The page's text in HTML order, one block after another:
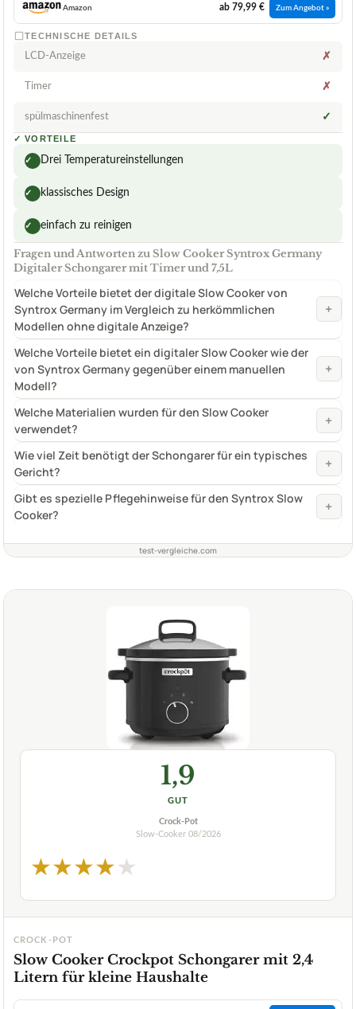
Amazon ab 79,99 € Zum Angebot »
TECHNISCHE DETAILS
LCD-Anzeige ✗
Timer ✗
spülmaschinenfest ✓
✓ VORTEILE
✓ Drei Temperatureinstellungen
✓ klassisches Design
✓ einfach zu reinigen
Fragen und Antworten zu Slow Cooker Syntrox Germany
Digitaler Schongarer mit Timer und 7,5L
Welche Vorteile bietet der digitale Slow Cooker von
Syntrox Germany im Vergleich zu herkömmlichen
Modellen ohne digitale Anzeige?
+
Welche Vorteile bietet ein digitaler Slow Cooker wie der
von Syntrox Germany gegenüber einem manuellen
Modell?
+
Welche Materialien wurden für den Slow Cooker
verwendet?
+
Wie viel Zeit benötigt der Schongarer für ein typisches
Gericht?
+
Gibt es spezielle Pflegehinweise für den Syntrox Slow
Cooker?
+
test-vergleiche.com
1,9
GUT
Crock-Pot
Slow-Cooker 08/2026
★★★★★
CROCK-POT
Slow Cooker Crockpot Schongarer mit 2,4
Litern für kleine Haushalte